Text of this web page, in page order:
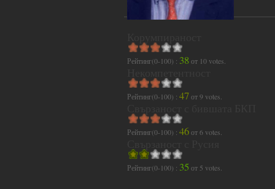
Рейтинг(0-100) : 38от 10 votes.
Рейтинг(0-100) : 47от9 votes.
Рейтинг(0-100) : 46от6 votes.
Рейтинг(0-100) : 35от 5 votes.